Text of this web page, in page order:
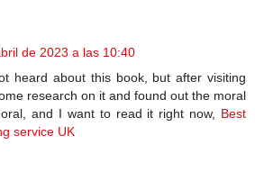
de 2023 a las 10:40
heard about this book, but after visiting
research on it and found out the moral
and I want to read it right now, Best
service UK